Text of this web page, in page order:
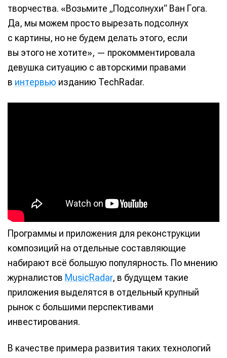
творчества. «Возьмите „Подсолнухи“ Ван Гога.
Да, мы можем просто вырезать подсолнух
с картины, но не будем делать этого, если
вы этого не хотите», — прокомментировала
девушка ситуацию с авторскими правами
в интервью изданию TechRadar.
Программы и приложения для реконструкции
композиций на отдельные составляющие
набирают всё большую популярность. По мнению
журналистов MusicRadar, в будущем такие
приложения выделятся в отдельный крупный
рынок с большими перспективами
инвестирования.
В качестве примера развития таких технологий